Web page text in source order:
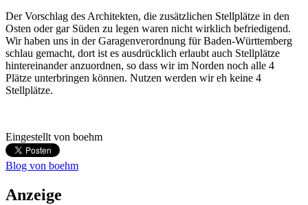
Der Vorschlag des Architekten, die zusätzlichen Stellplätze in den
Osten oder gar Süden zu legen waren nicht wirklich befriedigend.
Wir haben uns in der Garagenverordnung für Baden-Württemberg
schlau gemacht, dort ist es ausdrücklich erlaubt auch Stellplätze
hintereinander anzuordnen, so dass wir im Norden noch alle 4
Plätze unterbringen können. Nutzen werden wir eh keine 4
Stellplätze.
Eingestellt von boehm
Blog von boehm
Anzeige